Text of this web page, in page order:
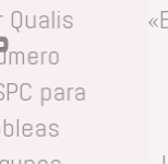
Qualis
para